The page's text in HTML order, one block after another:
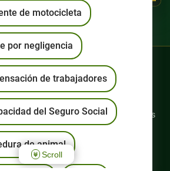
Accidentes de moto
Abuso en residencias de ancianos
Accidentes de semicamiones
Resbalones y caídas
Discapacidad de la Seguridad
de motocicleta
por negligencia
de trabajadores
del Seguro Social
de animal
Scroll